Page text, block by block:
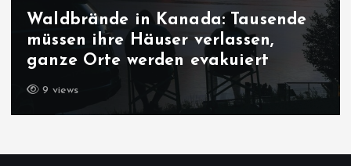
Waldbrände in Kanada: Tausende
müssen ihre Häuser verlassen,
ganze Orte werden evakuiert
9 views